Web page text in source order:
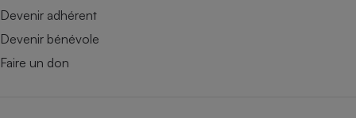
Devenir adhérent
Devenir bénévole
Faire un don